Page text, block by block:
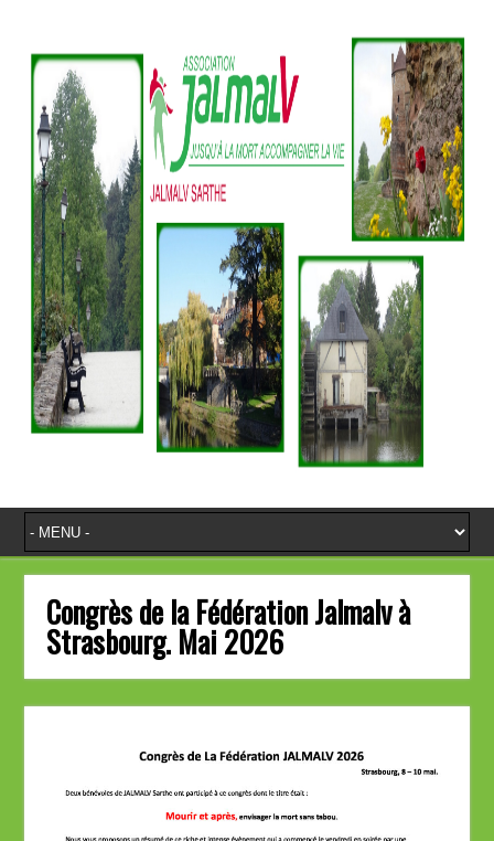
Congrès de la Fédération Jalmalv à
Strasbourg. Mai 2026